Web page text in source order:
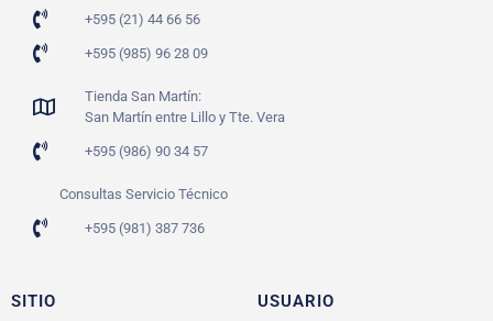
+595 (21) 44 66 56
+595 (985) 96 28 09
Tienda San Martín:
San Martín entre Lillo y Tte. Vera
+595 (986) 90 34 57
Consultas Servicio Técnico
+595 (981) 387 736
SITIO USUARIO